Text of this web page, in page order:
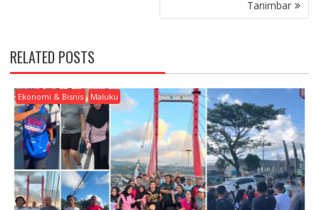
I
G
A
T
O
N
Tanimbar
RELATED POSTS
Ekonomi & Bisnis Maluku